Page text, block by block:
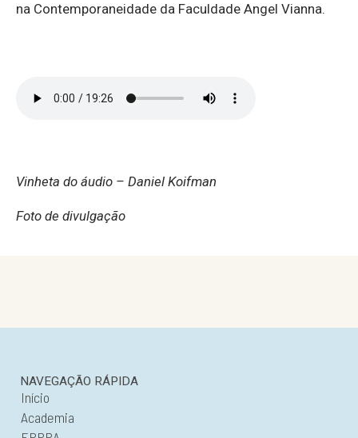
na Contemporaneidade da Faculdade Angel Vianna.
Vinheta do áudio – Daniel Koifman
Foto de divulgação
NAVEGAÇÃO RÁPIDA
Início
Academia